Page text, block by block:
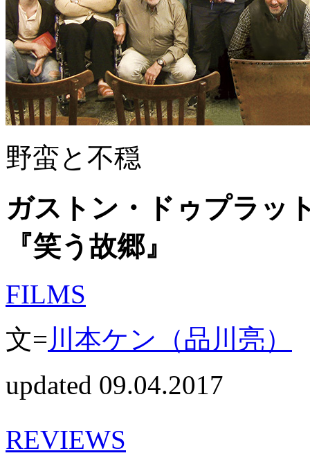
野蛮と不穏
ガストン・ドゥプラッ
『笑う故郷』
FILMS
文=川本ケン（品川亮）
updated 09.04.2017
REVIEWS